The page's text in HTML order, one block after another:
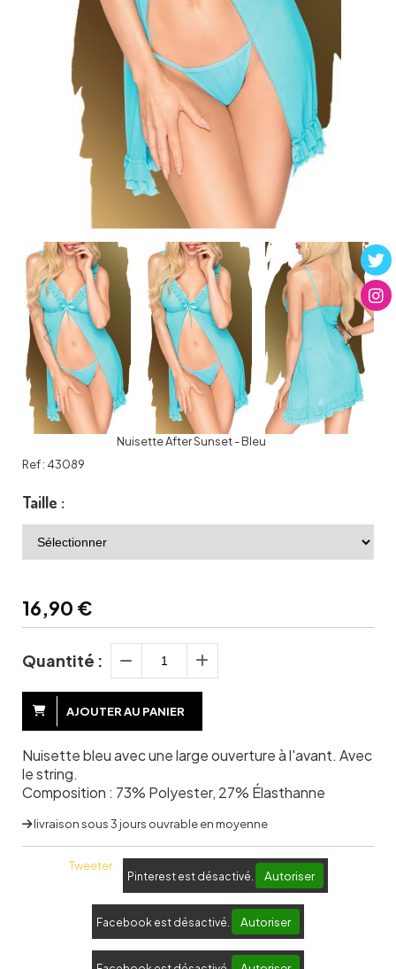
Nuisette After Sunset - Bleu
Ref : 43089
Taille :
16,90 €
Quantité :
AJOUTER AU PANIER
Nuisette bleu avec une large ouverture à l'avant. Avec
le string.
Composition : 73% Polyester, 27% Élasthanne
livraison sous 3 jours ouvrable en moyenne
Tweeter
Pinterest est désactivé. Autoriser
Facebook est désactivé. Autoriser